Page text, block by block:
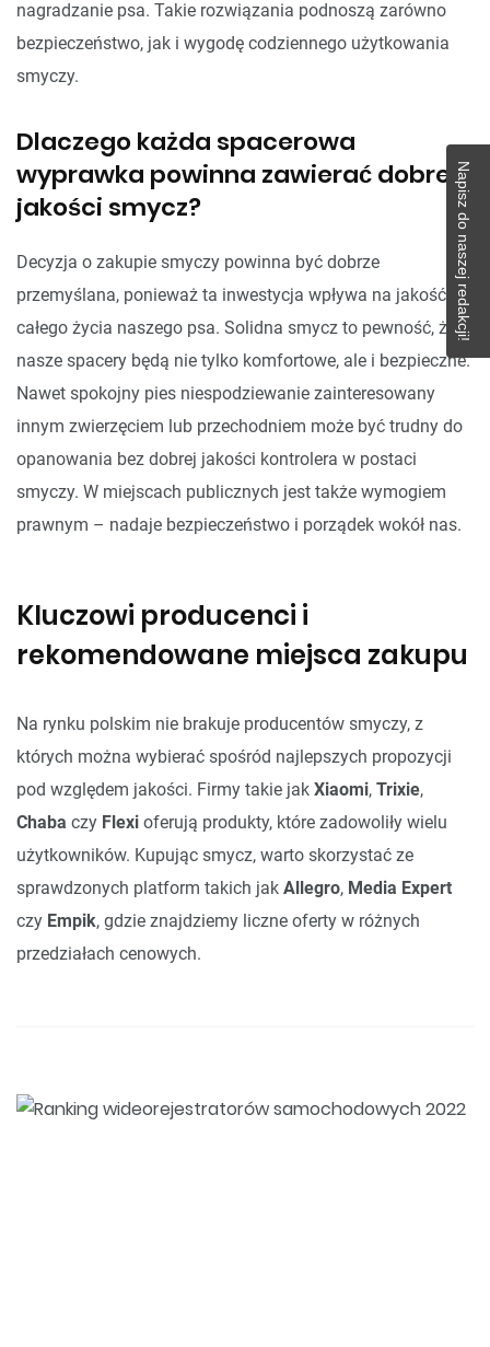
nagradzanie psa. Takie rozwiązania podnoszą zarówno
bezpieczeństwo, jak i wygodę codziennego użytkowania
smyczy.
Dlaczego każda spacerowa
wyprawka powinna zawierać dobrej
jakości smycz?
Decyzja o zakupie smyczy powinna być dobrze
przemyślana, ponieważ ta inwestycja wpływa na jakość
całego życia naszego psa. Solidna smycz to pewność, że
nasze spacery będą nie tylko komfortowe, ale i bezpieczne.
Nawet spokojny pies niespodziewanie zainteresowany
innym zwierzęciem lub przechodniem może być trudny do
opanowania bez dobrej jakości kontrolera w postaci
smyczy. W miejscach publicznych jest także wymogiem
prawnym – nadaje bezpieczeństwo i porządek wokół nas.
Kluczowi producenci i
rekomendowane miejsca zakupu
Na rynku polskim nie brakuje producentów smyczy, z
których można wybierać spośród najlepszych propozycji
pod względem jakości. Firmy takie jak Xiaomi, Trixie,
Chaba czy Flexi oferują produkty, które zadowoliły wielu
użytkowników. Kupując smycz, warto skorzystać ze
sprawdzonych platform takich jak Allegro, Media Expert
czy Empik, gdzie znajdziemy liczne oferty w różnych
przedziałach cenowych.
Napisz do naszej redakcji!